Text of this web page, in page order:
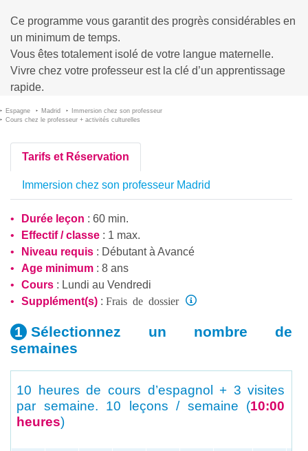
Ce programme vous garantit des progrès considérables en
un minimum de temps.
Vous êtes totalement isolé de votre langue maternelle.
Vivre chez votre professeur est la clé d’un apprentissage
rapide.
Espagne Madrid
Immersion chez son professeur
Cours chez le professeur + activités culturelles
Tarifs et Réservation
Immersion chez son professeur Madrid
Durée leçon : 60 min.
Effectif / classe : 1 max.
Niveau requis : Débutantà Avancé
Age minimum : 8 ans
Cours : Lundi au Vendredi
Supplément(s) : Frais de dossier
Sélectionnez un nombre de
semaines
10 heures de cours d’espagnol + 3 visites
par semaine. 10 leçons / semaine (10:00
heures)